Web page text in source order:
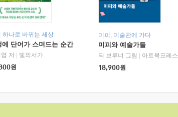
하나로 바뀌는 세상
에 단어가 스며드는 순간
저
빛의서가
원
미피, 미술관에 가다
미피와 예술가들
딕 브루너 그림
아트북프레스
18,900원